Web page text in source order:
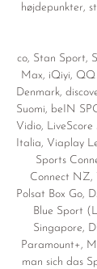
højdepunkter,
co, Stan Sport,
Max, iQiyi,
Denmark,
Suomi, beIN
Vidio,
Italia, Viaplay
Sports
Connect NZ,
Polsat Box Go,
Blue Sport
Singapore,
Paramount+,
man sich das